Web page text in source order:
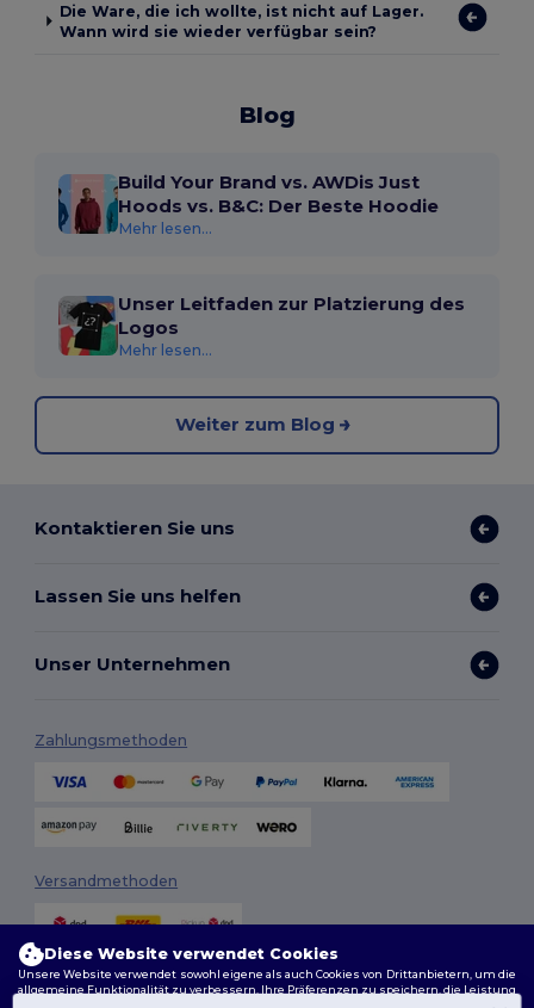
Die Ware, die ich wollte, ist nicht auf Lager.
Wann wird sie wieder verfügbar sein?
Blog
Build Your Brand vs. AWDis Just
Hoods vs. B&C: Der Beste Hoodie
Mehr lesen...
Unser Leitfaden zur Platzierung des
Logos
Mehr lesen...
Weiter zum Blog
Kontaktieren Sie uns
Lassen Sie uns helfen
Unser Unternehmen
Zahlungsmethoden
Versandmethoden
Diese Website verwendet Cookies
Unsere Website verwendet sowohl eigene als auch Cookies von Drittanbietern, um die
allgemeine Funktionalität zu verbessern, Ihre Präferenzen zu speichern, die Leistung